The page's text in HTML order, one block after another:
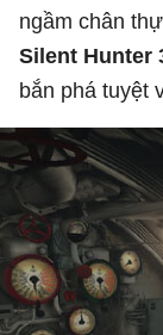
ngầm chân
Silent Hunter
bắn phá tuyệt